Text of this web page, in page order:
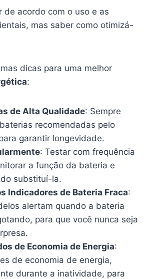
de acordo com o uso e as
mas saber como otimizá-
dicas para uma melhor
:
de Alta Qualidade: Sempre
recomendadas pelo
garantir longevidade.
: Testar com frequência
a função da bateria e
substituí-la.
Indicadores de Bateria Fraca:
alertam quando a bateria
para que você nunca seja
de Economia de Energia:
de economia de energia,
durante a inatividade, para